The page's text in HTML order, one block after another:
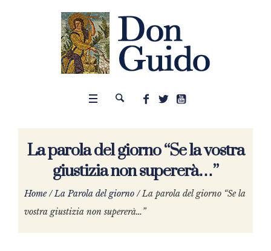
La parola del giorno “Se la vostra
giustizia non supererà…”
Home /La Parola del giorno /La parola del giorno “Se la
vostra giustizia non supererà…”